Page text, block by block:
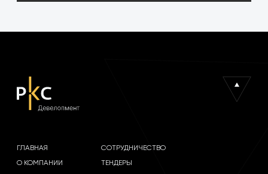
ГЛАВНАЯ
О КОМПАНИИ
СОТРУДНИЧЕСТВО
ТЕНДЕРЫ